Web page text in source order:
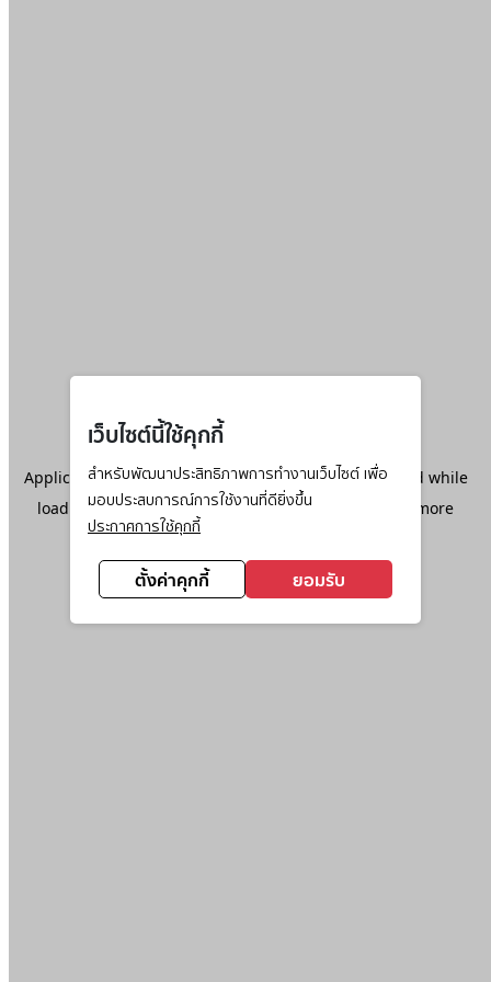
เว็บไซต์นี้ใช้คุกกี้
สำหรับพัฒนาประสิทธิภาพการทำงานเว็บไซต์ เพื่อ
มอบประสบการณ์การใช้งานที่ดียิ่งขึ้น
ประกาศการใช้คุกกี้
ตั้งค่าคุกกี้ ยอมรับ
Application error: aclient-side exception has occurred while
loadingwww.ktc.co.th(see the browser console
for more
information).